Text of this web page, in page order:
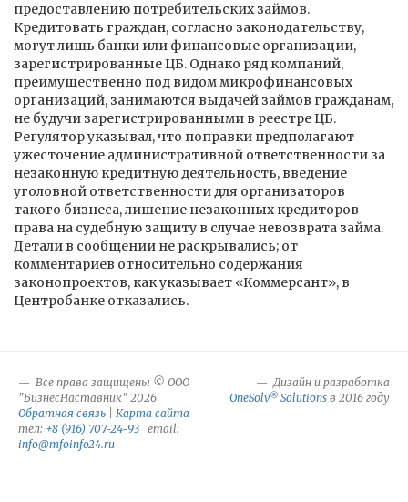
предоставлению потребительских займов.
Кредитовать граждан, согласно законодательству,
могут лишь банки или финансовые организации,
зарегистрированные ЦБ. Однако ряд компаний,
преимущественно под видом микрофинансовых
организаций, занимаются выдачей займов гражданам,
не будучи зарегистрированными в реестре ЦБ.
Регулятор указывал, что поправки предполагают
ужесточение административной ответственности за
незаконную кредитную деятельность, введение
уголовной ответственности для организаторов
такого бизнеса, лишение незаконных кредиторов
права на судебную защиту в случае невозврата займа.
Детали в сообщении не раскрывались; от
комментариев относительно содержания
законопроектов, как указывает «Коммерсант», в
Центробанке отказались.
Все права защищены © ООО
"БизнесНаставник" 2026
Обратная связь
Карта сайта
тел: +8 (916) 707-24-93 email:
info@mfoinfo24.ru
Дизайн и разработка
OneSolv® Solutions в 2016 году